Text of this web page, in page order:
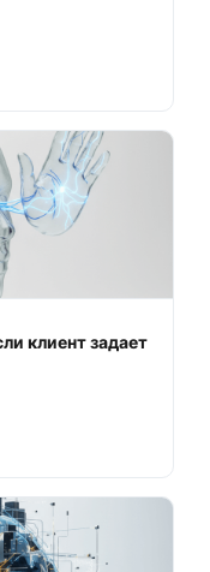
клиент задает